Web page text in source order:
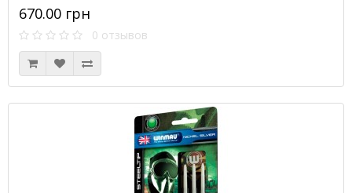
670.00 грн
0 отзывов